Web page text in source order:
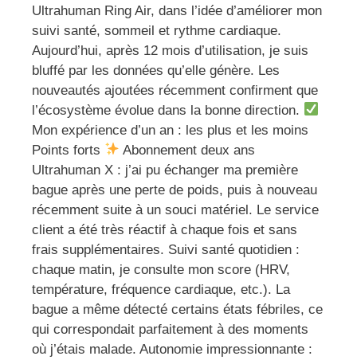
Ultrahuman Ring Air, dans l’idée d’améliorer mon
suivi santé, sommeil et rythme cardiaque.
Aujourd’hui, après 12 mois d’utilisation, je suis
bluffé par les données qu’elle génère. Les
nouveautés ajoutées récemment confirment que
l’écosystème évolue dans la bonne direction.
Mon expérience d’un an : les plus et les moins
Points forts
Abonnement deux ans
Ultrahuman X : j’ai pu échanger ma première
bague après une perte de poids, puis à nouveau
récemment suite à un souci matériel. Le service
client a été très réactif à chaque fois et sans
frais supplémentaires. Suivi santé quotidien :
chaque matin, je consulte mon score (HRV,
température, fréquence cardiaque, etc.). La
bague a même détecté certains états fébriles, ce
qui correspondait parfaitement à des moments
où j’étais malade. Autonomie impressionnante :